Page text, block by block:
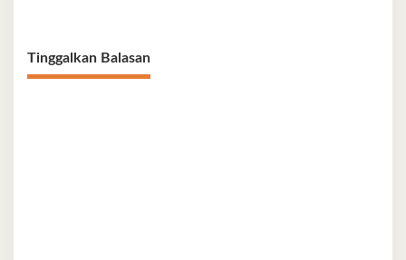
Tinggalkan Balasan